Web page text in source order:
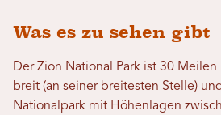
Was es zu sehen gibt
Der Zion National Park ist 30
breit (an seiner breitesten Stelle)
Nationalpark mit Höhenlagen